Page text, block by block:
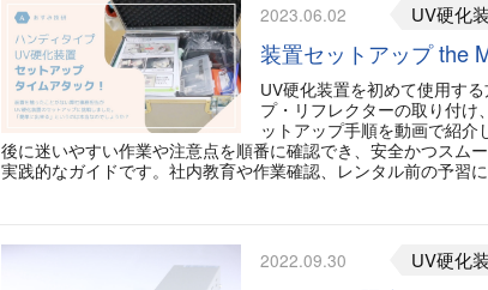
2023.06.02 UV硬化
装置セットアップ the
UV硬化装置を初めて使用す
プ・リフレクターの取り付け
ットアップ手順を動画で紹
後に迷いやすい作業や注意点を順番に確認でき、安全かつスム
実践的なガイドです。社内教育や作業確認、レンタル前の予習に
2022.09.30 UV硬化